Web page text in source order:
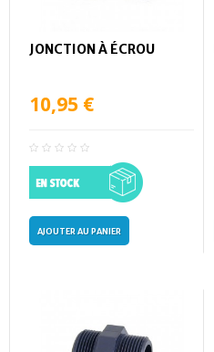
JONCTION À ÉCROU
10,95 €
AJOUTER AU PANIER